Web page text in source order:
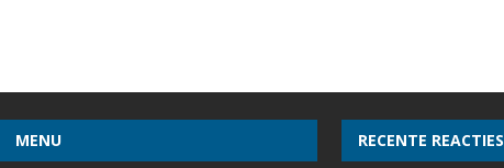
MENU RECENTE REACTIES